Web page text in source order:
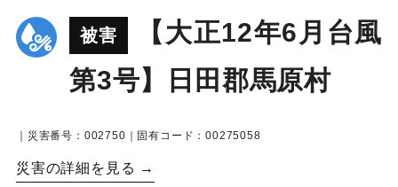
被害
【大正12年6月台風
第3号】日田郡馬原村
｜災害番号：002750｜固有コード：00275058
災害の詳細を見る →